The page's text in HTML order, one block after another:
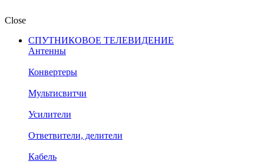
Close
СПУТНИКОВОЕ ТЕЛЕВИДЕНИЕ
Антенны
Конвертеры
Мультисвитчи
Усилители
Ответвители, делители
Кабель